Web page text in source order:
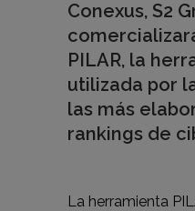
Conexus, S2
PILAR, la
utilizada por
las más
rankings de
La herramienta